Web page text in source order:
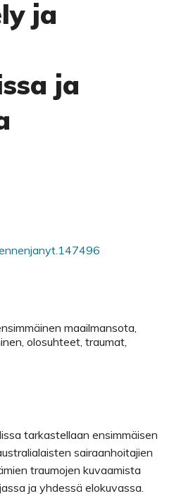
ja
ja
maailmansota,
olosuhteet, traumat,
tarkastellaan ensimmäisen
sairaanhoitajien
traumojen kuvaamista
ja yhdessä elokuvassa.